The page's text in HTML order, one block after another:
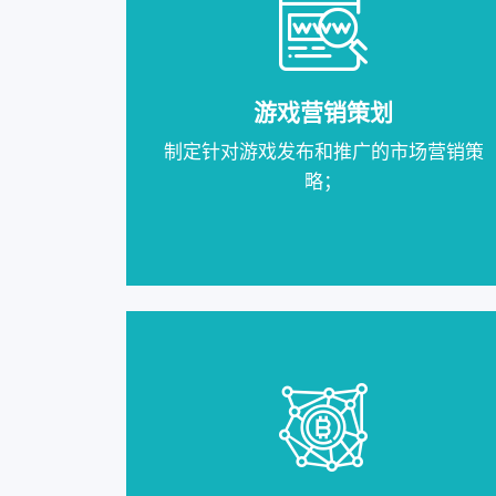
游戏营销策划
制定针对游戏发布和推广的市场营销策
略；